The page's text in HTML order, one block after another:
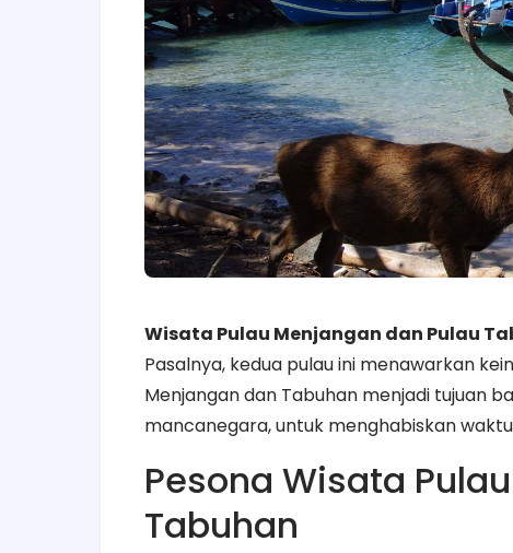
Wisata Pulau Menjangan dan Pulau
Pasalnya, kedua pulau ini menawarkan
Menjangan dan Tabuhan menjadi tujuan
mancanegara, untuk menghabiskan
Pesona Wisata
Tabuhan